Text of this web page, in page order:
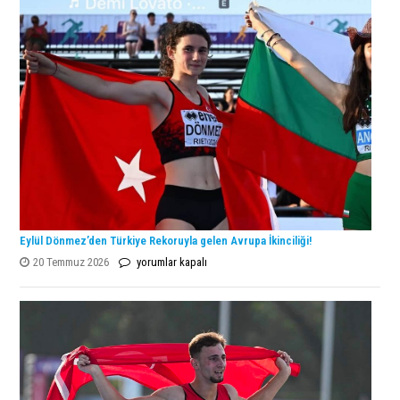
Lanlana
Tararudee!
için
Eylül Dönmez’den Türkiye Rekoruyla gelen Avrupa İkinciliği!
20 Temmuz 2026
Eylül
Türkiye
gelen
Avrupa
İkinciliği!
yorumlar kapalı